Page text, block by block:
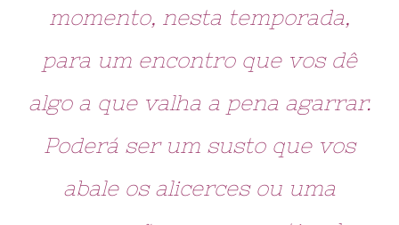
momento, nesta temporada,
para um encontro que vos dê
algo a que valha a pena agarrar.
Poderá ser um susto que vos
abale os alicerces ou uma